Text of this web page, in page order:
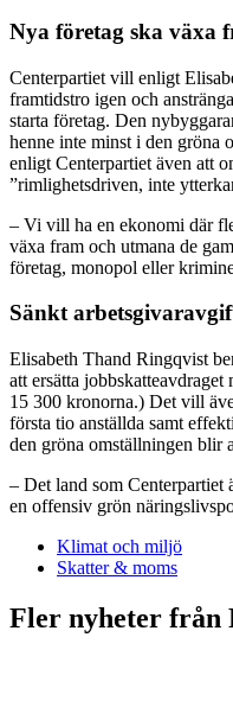
Nya företag ska växa
Centerpartiet vill enligt
framtidstro igen och
starta företag. Den
henne inte minst i den gröna
enligt Centerpartiet även att
”rimlighetsdriven, inte
– Vi vill ha en ekonomi där
växa fram och utmana de
företag, monopol eller
Sänkt
Elisabeth Thand Ringqvist
att ersätta
15 300 kronorna.) Det vill
första tio anställda samt
den gröna omställningen blir
– Det land som Centerpartiet
en offensiv grön
Klimat och miljö
Skatter & moms
Fler nyheter från